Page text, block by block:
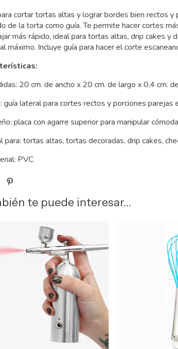
cortar tortas altas y lograr bordes bien rectos y
de la torta como guía. Te permite hacer cortes
más rápido, ideal para tortas altas, drip cakes y
máximo. Incluye guía para hacer el corte
20 cm. de ancho x 20 cm. de largo x 0,4 cm.
guía lateral para cortes rectos y porciones parejas
placa con agarre superior para manipular
para: tortas altas, tortas decoradas, drip cakes,
PVC
te puede interesar...